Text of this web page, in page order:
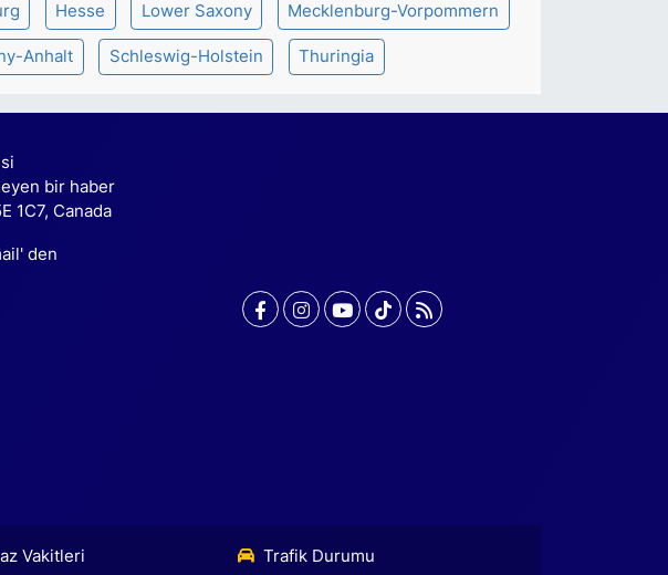
Hesse Lower Saxony Mecklenburg-Vorpommern
Anhalt Schleswig-Holstein Thuringia
bir haber
1C7, Canada
den
Vakitleri Trafik Durumu